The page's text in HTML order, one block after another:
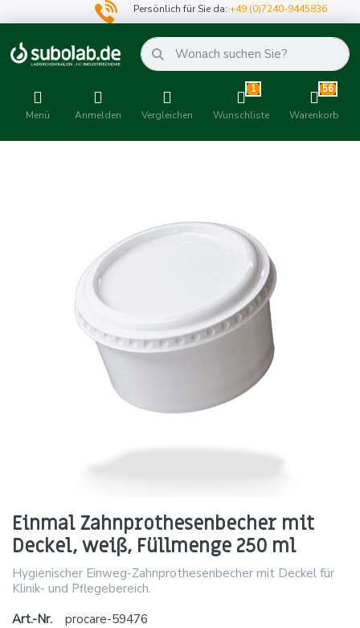
Persönlich für Sie da:+49 (0)7240-9445836
Menü Anmelden Vergleichen
1
Wunschliste
56
Warenkorb
Einmal Zahnprothesenbecher mit
Deckel, weiß, Füllmenge 250 ml
Hygienischer Einweg-Zahnprothesenbecher mit Deckel für
Klinik- und Pflegebereich.
Art.-Nr.
procare-59476